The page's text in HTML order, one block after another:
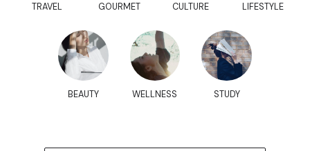
TRAVEL GOURMET CULTURE LIFESTYLE
BEAUTY WELLNESS STUDY